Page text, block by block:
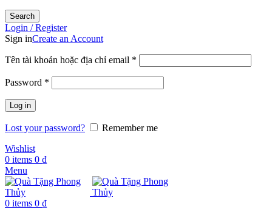
Search
Login / Register
Sign inCreate an Account
Tên tài khoản hoặc địa chỉ email *
Password *
Log in
Lost your password?
Remember me
Wishlist
0 items 0 ₫
Menu
0 items 0 ₫